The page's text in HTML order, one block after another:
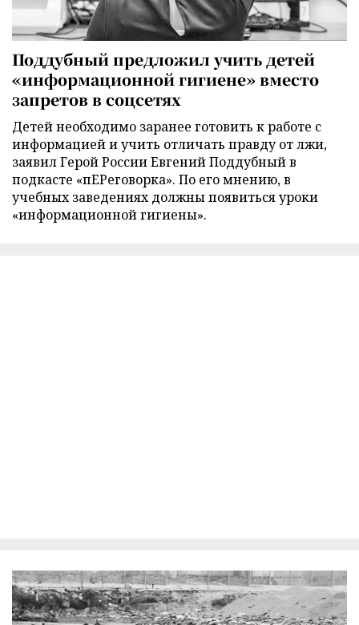
Поддубный предложил учить детей
«информационной гигиене» вместо
запретов в соцсетях
Детей необходимо заранее готовить к работе с
информацией и учить отличать правду от лжи,
заявил Герой России Евгений Поддубный в
подкасте «пЕРеговорка». По его мнению, в
учебных заведениях должны появиться уроки
«информационной гигиены».